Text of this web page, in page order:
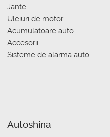
Jante
Uleiuri de motor
Acumulatoare auto
Accesorii
Sisteme de alarma auto
Autoshina